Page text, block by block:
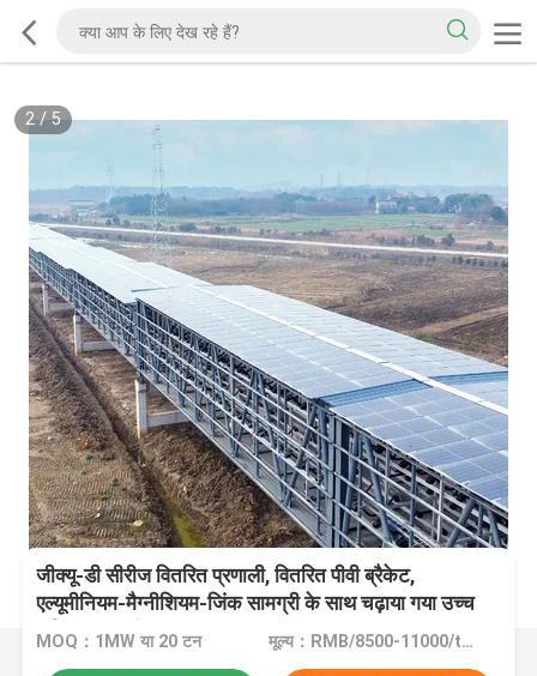
2/5
जीक्यू-डी सीरीज वितरित प्रणाली, वितरित पीवी ब्रैकेट,
एल्यूमीनियम-मैग्नीशियम-जिंक सामग्री के साथ चढ़ाया गया उच्च
शक्ति वाला स्टील,
MOQ：1MW या 20 टन मूल्य：RMB/8500-11000/tons